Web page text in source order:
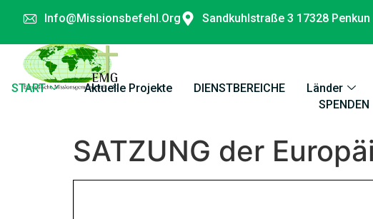
Info@missionsbefehl.org Sandkuhlstraße 3 17328 Penkun
START Aktuelle Projekte DIENSTBEREICHE Länder
SPENDEN
SATZUNG der